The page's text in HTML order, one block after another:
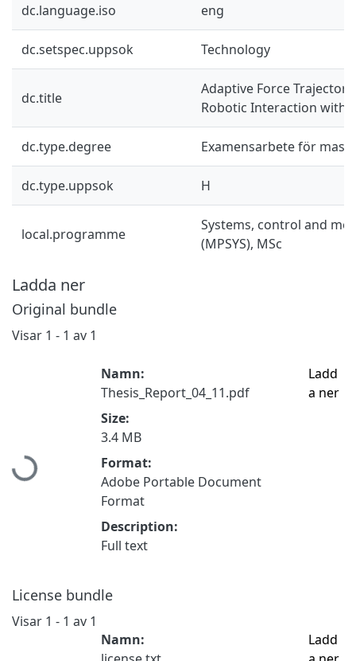
dc.language.iso eng
dc.setspec.uppsok Technology
dc.title
Adaptive Force
Robotic Interaction with
dc.type.degree Examensarbete för
dc.type.uppsok H
local.programme
Systems, control and
(MPSYS), MSc
Ladda ner
Original bundle
Visar 1 - 1 av 1
Hämtar...
Namn:
Thesis_Report_04_11.pdf
Size:
3.4 MB
Format:
Adobe Portable Document
Format
Description:
Full text
Ladd
a ner
License bundle
Visar 1 - 1 av 1
Namn:
Ladd